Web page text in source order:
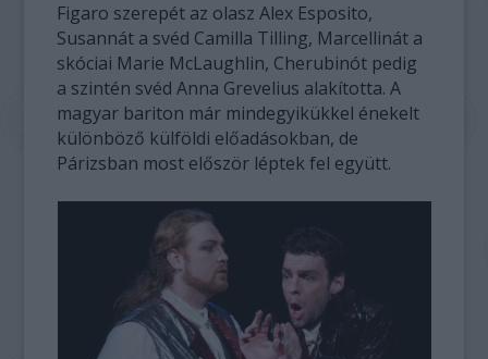
Figaro szerepét az olasz Alex Esposito,
Susannát a svéd Camilla Tilling, Marcellinát a
skóciai Marie McLaughlin, Cherubinót pedig
a szintén svéd Anna Grevelius alakította. A
magyar bariton már mindegyikükkel énekelt
különböző külföldi előadásokban, de
Párizsban most először léptek fel együtt.